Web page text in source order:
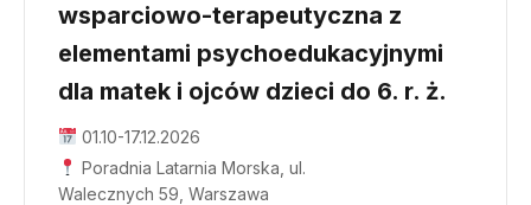
wsparciowo-terapeutyczna z
elementami psychoedukacyjnymi
dla matek i ojców dzieci do 6. r. ż.
01.10-17.12.2026
Poradnia Latarnia Morska, ul.
Walecznych 59, Warszawa